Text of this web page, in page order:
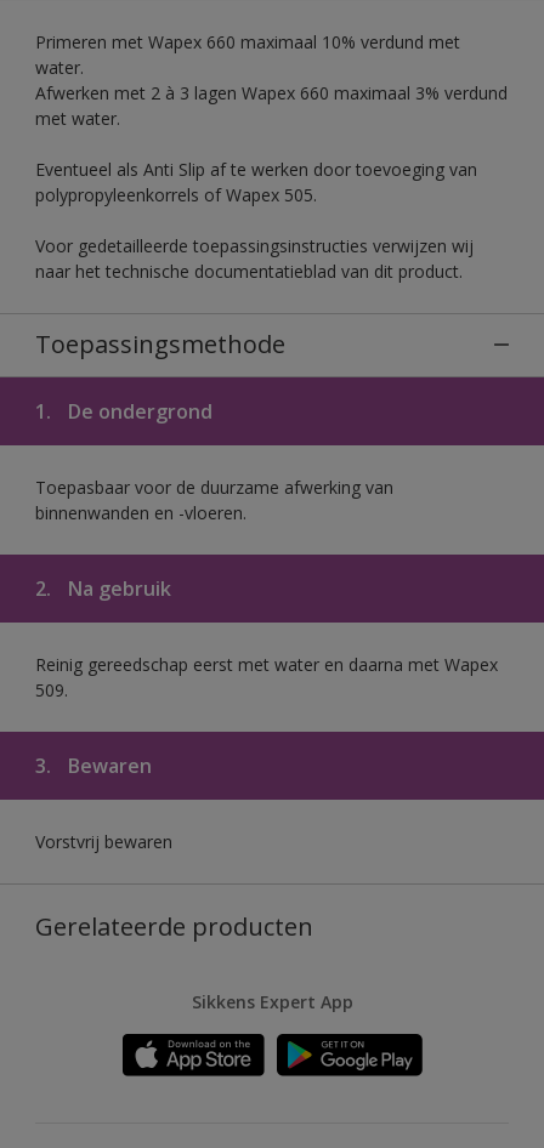
Primeren met Wapex 660 maximaal 10% verdund met
water.
Afwerken met 2 à 3 lagen Wapex 660 maximaal 3% verdund
met water.
Eventueel als Anti Slip af te werken door toevoeging van
polypropyleenkorrels of Wapex 505.
Voor gedetailleerde toepassingsinstructies verwijzen wij
naar het technische documentatieblad van dit product.
Toepassingsmethode
1. De ondergrond
Toepasbaar voor de duurzame afwerking van
binnenwanden en -vloeren.
2. Na gebruik
Reinig gereedschap eerst met water en daarna met Wapex
509.
3. Bewaren
Vorstvrij bewaren
Gerelateerde producten
Sikkens Expert App